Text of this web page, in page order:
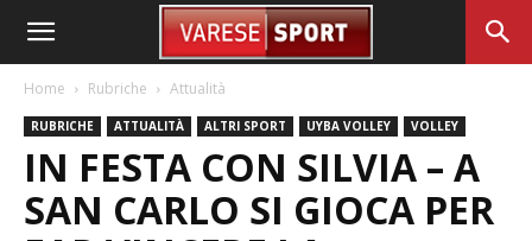
Home Rubriche Attualità
RUBRICHE ATTUALITÀ ALTRI SPORT UYBA VOLLEY VOLLEY
IN FESTA CON SILVIA – A
SAN CARLO SI GIOCA PER